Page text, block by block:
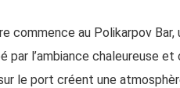
commence au Polikarpov
par l’ambiance chaleureuse
le port créent une